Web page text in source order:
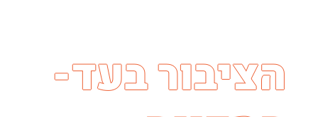
בונים
הציבור בעד-